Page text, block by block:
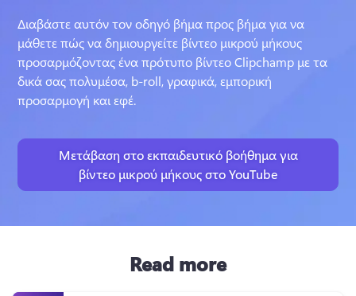
Διαβάστε αυτόν τον οδηγό βήμα προς βήμα για να
μάθετε πώς να δημιουργείτε βίντεο μικρού μήκους
προσαρμόζοντας ένα πρότυπο βίντεο Clipchamp με τα
δικά σας πολυμέσα, b-roll, γραφικά, εμπορική
προσαρμογή και εφέ.
Μετάβαση στο εκπαιδευτικό βοήθημα για
βίντεο μικρού μήκους στο YouTube
Read more